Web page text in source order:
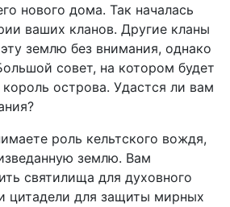
нового дома. Так началась
ваших кланов. Другие кланы
землю без внимания, однако
совет, на котором будет
острова. Удастся ли вам
роль кельтского вождя,
землю. Вам
святилища для духовного
цитадели для защиты мирных